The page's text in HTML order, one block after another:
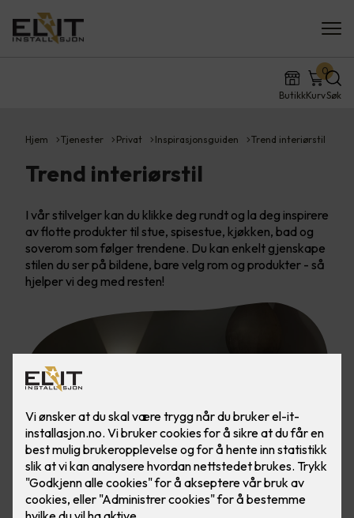
ButikkKurv
0
Søk
Hjem Tjenester Privat Inspirasjonsguiden Trend interiørstil
Trend interiørstil
I vår stilvelger kan du klikke deg rundt og la deg inspirere
av flotte produkter til stue, spisestue, kjøkken, bad og
soverom som følger trendene. Du kan enkelt gjenskape
stilen du ser på bildene, bare velg rom og produkter - så
hjelper vi deg med resten!